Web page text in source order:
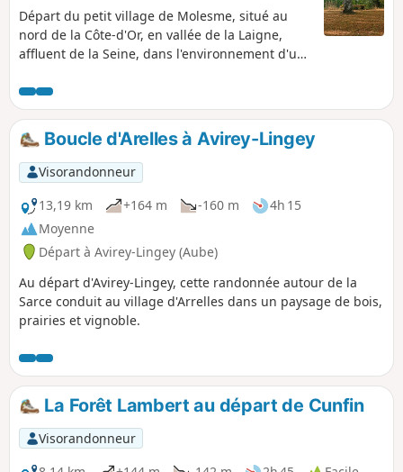
Départ du petit village de Molesme, situé au
nord de la Côte-d'Or, en vallée de la Laigne,
affluent de la Seine, dans l'environnement d'un
de ce village fut fortement influencée par la vie
monacale de l'abbaye qui connut au fil des
siècles les conséquences de la Guerre de 100
ans, des Guerres de religions, de la Révolution
... L'abbaye est ouverte au public en période
estivale sur rendez-vous. La randonnée
tranquille permet de découvrir et visiter les
ruines de l'Oppidum de Vertillum qui fut une
grande cité à l'époque romaine.
Boucle d'Arelles à Avirey-Lingey
Visorandonneur
13,19 km
+164 m -160 m
4h 15
Moyenne
Départ à Avirey-Lingey (Aube)
Au départ d'Avirey-Lingey, cette randonnée autour de la
Sarce conduit au village d'Arrelles dans un paysage de bois,
prairies et vignoble.
La Forêt Lambert au départ de Cunfin
Visorandonneur